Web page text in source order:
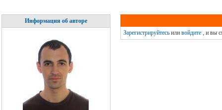
Информация об авторе
Зарегистрируйтесьили войдите, и вы